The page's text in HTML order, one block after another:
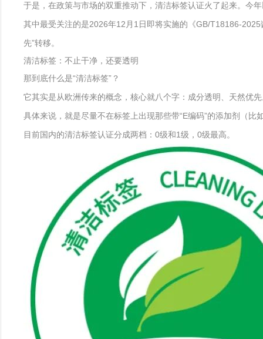
于是，在政策与市场的双重推动下，清洁标签认证火了起来。今
其中最受关注的是2026年12月1日即将实施的《GB/T18186-
先”转移。
清洁标签：不止干净，还要透明
那到底什么是“清洁标签”？
它其实是从欧洲传来的概念，核心就八个字：成分透明、天然优
具体来说，就是尽量不在标签上出现那些带“E编码”的添加剂（
目前国内的清洁标签认证分成两档：0级和1级，0级最高。